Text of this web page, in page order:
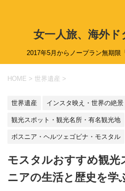
女一人旅、海外ド
2017年5月からノープラン無期限
HOME > 世界遺産 >
世界遺産 インスタ映え・世界の絶景
観光スポット・観光名所・有名観光地
ボスニア・ヘルツェゴビナ・モスタル
モスタルおすすめ観光
ニアの生活と歴史を学